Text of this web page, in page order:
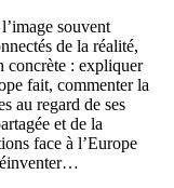
souvent
de la réalité,
concrète : expliquer
fait, commenter la
au regard de ses
et de la
face à l’Europe